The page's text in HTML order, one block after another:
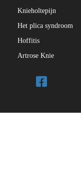
Knieholtepijn
Het plica syndroom
Hoffitis
Artrose Knie